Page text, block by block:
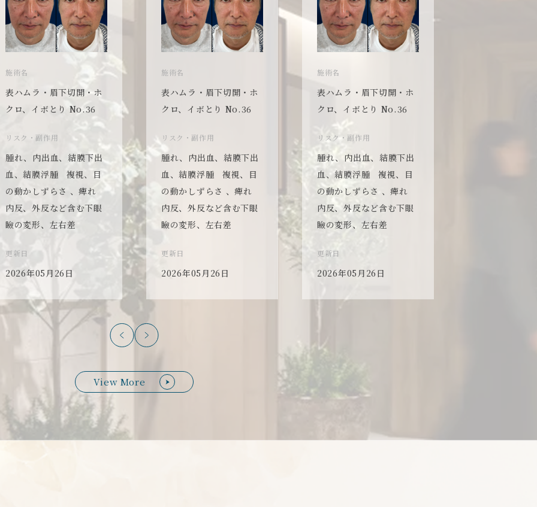
施術名
表ハムラ・眉下切開・ホ
クロ、イボとり No.36
リスク・副作用
腫れ、内出血、結膜下出
血、結膜浮腫 複視、目
の動かしずらさ 、痺れ
内反、外反など含む下眼
瞼の変形、左右差
更新日
2026年05月26日
施術名
表ハムラ・眉下切開・ホ
クロ、イボとり No.36
リスク・副作用
腫れ、内出血、結膜下出
血、結膜浮腫 複視、目
の動かしずらさ 、痺れ
内反、外反など含む下眼
瞼の変形、左右差
更新日
2026年05月26日
施術名
表ハムラ・眉下切開・ホ
クロ、イボとり No.36
リスク・副作用
腫れ、内出血、結膜下出
血、結膜浮腫 複視、目
の動かしずらさ 、痺れ
内反、外反など含む下眼
瞼の変形、左右差
更新日
2026年05月26日
血、結膜浮腫
View More